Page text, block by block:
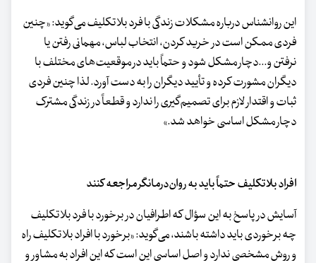
این روانشناس درباره مشکلات زندگی با فرد بلاتکلیف می‌گوید: «چنین
فردی ممکن است در خرید کردن، انتخاب لباس، مهمانی رفتن یا
نرفتن و...دچار مشکل شود و حتماً باید در موقعیت‌های مختلف با
دیگران مشورت کرده و تأیید دیگران را به دست آورد. لذا چنین فردی
ثبات و اقتدار لازم برای تصمیم‌گیری را ندارد و قطعاً در زندگی مشترک
دچار مشکل اساسی خواهد شد.»
افراد بلاتکلیف حتماً باید به روان‌درمانگر مراجعه کنند
آسایش در پاسخ به این سؤال که اطرافیان در برخورد با فرد بلاتکلیف
چه برخوردی باید داشته باشند، می‌گوید: «برخورد با افراد بلاتکلیف راه
و روش مشخصی ندارد و اصل اساسی این است که این افراد به مشاور و